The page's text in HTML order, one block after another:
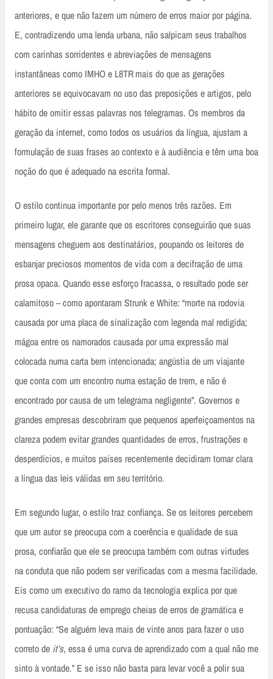
anteriores, e que não fazem um número de erros maior por página.
E, contradizendo uma lenda urbana, não salpicam seus trabalhos
com carinhas sorridentes e abreviações de mensagens
instantâneas como IMHO e L8TRmais do que as gerações
anteriores se equivocavam no uso das preposições e artigos, pelo
hábito de omitir essas palavras nos telegramas. Os membros da
geração da internet, como todos os usuários da língua, ajustam a
formulação de suas frases ao contexto e à audiência e têm uma boa
noção do que é adequado na escrita formal.
O estilo continua importante por pelo menos três razões. Em
primeiro lugar, ele garante que os escritores conseguirão que suas
mensagens cheguem aos destinatários, poupando os leitores de
esbanjar preciosos momentos de vida com a decifração de uma
prosa opaca. Quando esse esforço fracassa, o resultado pode ser
calamitoso – como apontaram Strunk e White: “morte na rodovia
causada por uma placa de sinalização com legenda mal redigida;
mágoa entre os namorados causada por uma expressão mal
colocada numa carta bem intencionada; angústia de um viajante
que conta com um encontro numa estação de trem, e não é
encontrado por causa de um telegrama negligente”. Governos e
grandes empresas descobriram que pequenos aperfeiçoamentos na
clareza podem evitar grandes quantidades de erros, frustrações e
desperdícios, e muitos países recentemente decidiram tornar clara
a língua das leis válidas em seu território.
Em segundo lugar, o estilo traz confiança. Se os leitores percebem
que um autor se preocupa com a coerência e qualidade de sua
prosa, confiarão que ele se preocupa também com outras virtudes
na conduta que não podem ser verificadas com a mesma facilidade.
Eis como um executivo do ramo da tecnologia explica por que
recusa candidaturas de emprego cheias de erros de gramática e
pontuação: “Se alguém leva mais de vinte anos para fazer o uso
correto de it’s, essa é uma curva de aprendizado com a qual não me
sinto à vontade.” E se isso não basta para levar você a polir sua